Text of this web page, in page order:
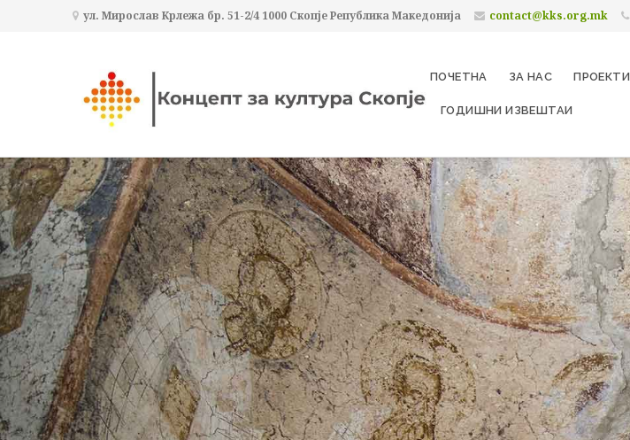
ул. Мирослав Крлежа бр. 51-2/4 1000 Скопје Република Македонија contact@kks.org.mk
ПОЧЕТНА ЗА НАС ПРОЕКТИ
ГОДИШНИ ИЗВЕШТАИ